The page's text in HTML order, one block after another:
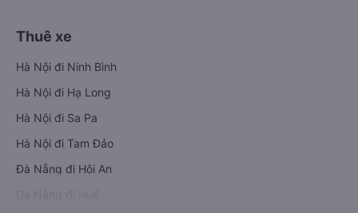
Thuê xe
Hà Nội đi Ninh Bình
Hà Nội đi Hạ Long
Hà Nội đi Sa Pa
Hà Nội đi Tam Đảo
Đà Nẵng đi Hội An